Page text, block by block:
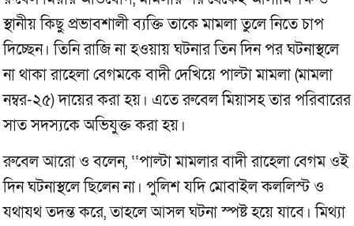
স্থানীয় কিছু প্রভাবশালী ব্যক্তি তাকে মামলা তুলে নিতে চাপ
দিচ্ছেন। তিনি রাজি না হওয়ায় ঘটনার তিন দিন পর ঘটনাস্থলে
না থাকা রাহেলা বেগমকে বাদী দেখিয়ে পাল্টা মামলা (মামলা
নম্বর-২৫) দায়ের করা হয়। এতে রুবেল মিয়াসহ তার পরিবারের
সাত সদস্যকে অভিযুক্ত করা হয়।
রুবেল আরো ও বলেন, ‘‘পাল্টা মামলার বাদী রাহেলা বেগম ওই
দিন ঘটনাস্থলে ছিলেন না। পুলিশ যদি মোবাইল কললিস্ট ও
যথাযথ তদন্ত করে, তাহলে আসল ঘটনা স্পষ্ট হয়ে যাবে। মিথ্যা